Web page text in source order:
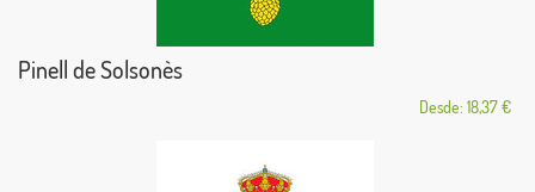
Pinell de Solsonès
Desde: 18,37 €